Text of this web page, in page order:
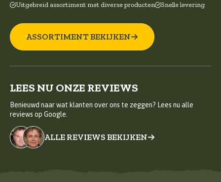
Uitgebreid assortiment met diverse producten Snelle levering
ASSORTIMENT BEKIJKEN
LEES NU ONZE REVIEWS
Benieuwd naar wat klanten over ons te zeggen? Lees nu alle
reviews op Google.
ALLE REVIEWS BEKIJKEN